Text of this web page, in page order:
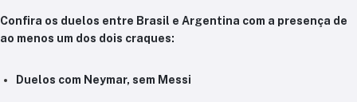
Confira os duelos entre Brasil e Argentina com a presença de
ao menos um dos dois craques:
Duelos com Neymar, sem Messi